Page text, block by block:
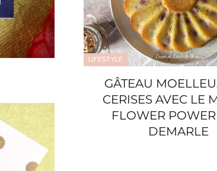
LIFESTYLE
GÂTEAU
CERISES AVEC LE
FLOWER
DEMARLE